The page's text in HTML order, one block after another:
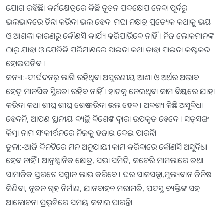
ଯୋଗ ରହିଛି। କର୍ମକ୍ଷେତ୍ରରେ କିଛି ନୂତନ ପଦକ୍ଷେପ ନେବା ପୂର୍ବରୁ
ଭଲଭାବରେ ଚିନ୍ତା କରିବା ଭଲ ହେବ। ମଘା ନକ୍ଷତ୍ର ପ୍ରତ୍ୟେକ କଥାକୁ ଭୟ
ଓ ଆଶଙ୍କା କାରଣରୁ କୌଣସି କାର୍ଯ୍ୟ କରିପାରିବେ ନାହିଁ । ନିଜ ଲୋକମାନଙ୍କ
ଠାରୁ ଯାହା ଓ ଯେତିକି ପରିମାଣରେ ପାଇବା କଥା ତାହା ପାଇବା କଷ୍ଟକର
ହୋଇପଡିବ ।
କନ୍ୟା:-ଦୀର୍ଘଦନରୁ ଲାଗି ରହିଥିବା ଅପୂରଣୀୟ ଆଶା ଓ ଅର୍ଥର ଅଭାବ
ହେତୁ ମାନସିକ ସ୍ଥିରତା ରହିବ ନାହିଁ । ହାତକୁ ନେଇଥିବା କାମ ବିଷୟରେ ଯାହା
କରିବା କଥା ଶୀଘ୍ର ଶୀଘ୍ର ଶେଷ କରିବା ଭଲ ହେବ । ଅବଶ୍ୟ କିଛି ଅସୁବିଧା
ହେବନି, ଆପଣ ସ୍ଥାନୀୟ ବ୍ୟଚ୍ଛି ବିଶେଷଙ୍କ ଦ୍ୱାରା ଉପକୃତ ହେବେ । ସତ୍‌ସଙ୍ଗ
କିମ୍ବା ନାମ ସଂକୀର୍ତ୍ତନରେ ନିଜକୁ ହଜାଇ ଦେଇ ପାରନ୍ତି।
ତୁଳା:-ଆଜି ଦିନଟିରେ ମନ ଅନୁଯାୟୀ କାମ କରିବାରେ କୌଣସି ଅସୁବିଧା
ହେବ ନାହିଁ । ଆନୁଷ୍ଠାନିକ କ୍ଷେତ୍ର, ସଭା ସମିତି, କଚେରି ମାମଲାରେ ତଥା
ସାମାଜିକ ସ୍ତରରେ ସମ୍ମାନ ଲାଭ କରିବେ । ଘର ସାଜସଜ୍ଜା,ମୂଲ୍ୟବାନ ଜିନିଷ
କିଣିବା, ନୂତନ ଗୃହ ନିର୍ମାଣ, ଯାନବାହନ ମରାମତି, ପଦସ୍ଥ ବ୍ୟକ୍ତିଙ୍କ ସହ
ଆଲୋଚନା ପ୍ରଭୃତିରେ ସମୟ କଟାଇ ପାରନ୍ତି।